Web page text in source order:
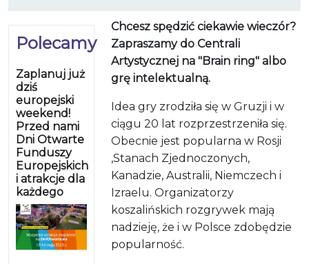
Polecamy
Zaplanuj już
dziś
europejski
weekend!
Przed nami
Dni Otwarte
Funduszy
Europejskich
i atrakcje dla
każdego
Chcesz spędzić ciekawie wieczór?
Zapraszamy do Centrali
Artystycznej na "Brain ring" albo
grę intelektualną.
Idea gry zrodziła się w Gruzji i w
ciągu 20 lat rozprzestrzeniła się.
Obecnie jest popularna w Rosji
,Stanach Zjednoczonych,
Kanadzie, Australii, Niemczech i
Izraelu. Organizatorzy
koszalińskich rozgrywek mają
nadzieję, że i w Polsce zdobędzie
popularność.